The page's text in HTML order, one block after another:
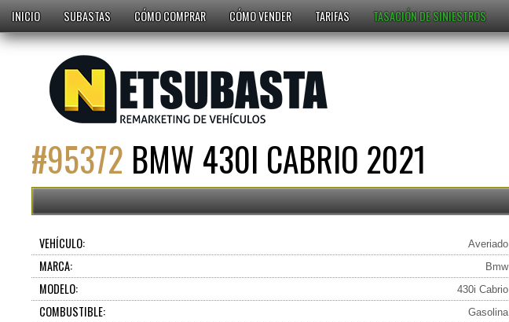
INICIO SUBASTAS CÓMO COMPRAR CÓMO VENDER TARIFAS TASACIÓN DE SINIESTROS
#95372 BMW 430I CABRIO 2021
VEHÍCULO: Averiado
MARCA: Bmw
MODELO: 430i Cabrio
COMBUSTIBLE: Gasolina